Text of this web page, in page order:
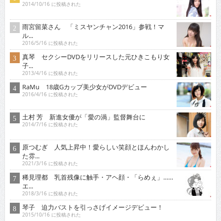
2014/10/16 に投稿された
雨宮留菜さん 「ミスヤンチャン2016」参戦！マ
ル...
2016/5/16 に投稿された
真琴 セクシーDVDをリリースした元ひきこもり女
子...
2013/4/16 に投稿された
RaMu 18歳Gカップ美少女がDVDデビュー
2016/4/16 に投稿された
土村 芳 新進女優が「愛の渦」監督舞台に
2014/7/16 に投稿された
原つむぎ 人気上昇中！愛らしい笑顔とほんわかし
た雰...
2021/3/16 に投稿された
稀見理都 乳首残像に触手・アヘ顔・「らめぇ」……
エ...
2018/3/16 に投稿された
琴子 迫力バストを引っさげイメージデビュー！
2015/10/16 に投稿された